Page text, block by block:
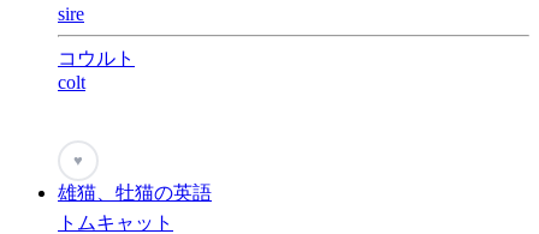
sire
コウルト
colt
♥
雄猫、牡猫の英語
トムキャット